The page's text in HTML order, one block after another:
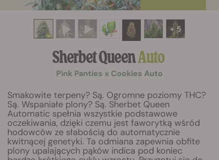
+ 5
Sherbet QueenAuto
Pink Panties x Cookies Auto
Smakowite terpeny? Są. Ogromne poziomy THC?
Są. Wspaniałe plony? Są. Sherbet Queen
Automatic spełnia wszystkie podstawowe
oczekiwania, dzięki czemu jest faworytką wśród
hodowców ze słabością do automatycznie
kwitnącej genetyki. Ta odmiana zapewnia obfite
plony upalających pąków indica pod koniec